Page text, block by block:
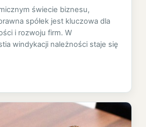
świecie biznesu,
spółek jest kluczowa dla
i rozwoju firm. W
windykacji należności staje się